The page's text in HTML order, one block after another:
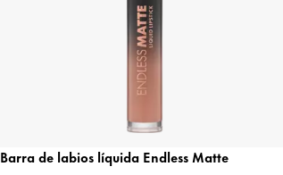
Barra de labios líquida Endless Matte